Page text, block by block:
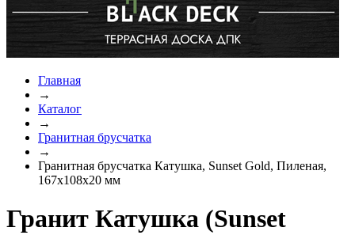
Главная
→
Каталог
→
Гранитная брусчатка
→
Гранитная брусчатка Катушка, Sunset Gold, Пиленая,
167х108х20 мм
Гранит Катушка (Sunset